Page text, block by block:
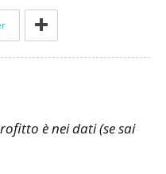
è nei dati (se sai